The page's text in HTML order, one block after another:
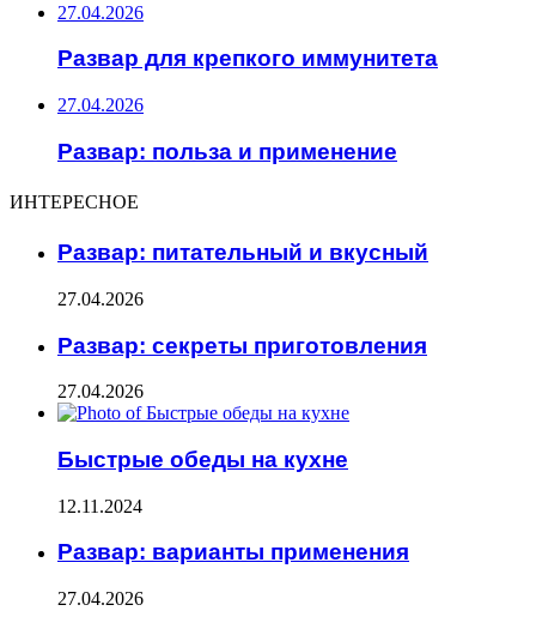
27.04.2026
Развар для крепкого иммунитета
27.04.2026
Развар: польза и применение
ИНТЕРЕСНОЕ
Развар: питательный и вкусный
27.04.2026
Развар: секреты приготовления
27.04.2026
Быстрые обеды на кухне
12.11.2024
Развар: варианты применения
27.04.2026